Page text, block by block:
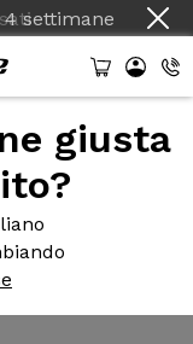
4 settimane
giusta
II vince il Top
il Top